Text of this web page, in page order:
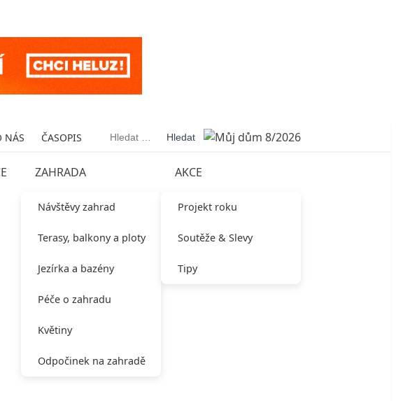
NÁS ČASOPIS Vyhledávání
ZAHRADA
Návštěvy zahrad
Terasy, balkony a ploty
Jezírka a bazény
Péče o zahradu
Květiny
Odpočinek na zahradě
AKCE
Projekt roku
Soutěže & Slevy
Tipy